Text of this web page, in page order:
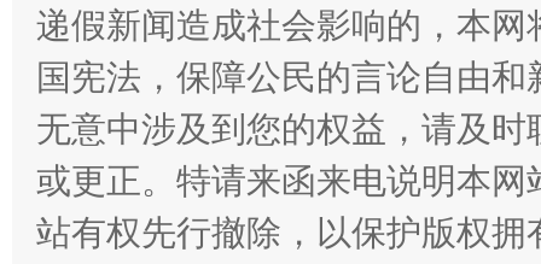
“刷贴”乱象丛生
生
递假新闻造成社会影响的，本
国宪法，保障公民的言论自由
无意中涉及到您的权益，请及
或更正。特请来函来电说明本
站有权先行撤除，以保护版权